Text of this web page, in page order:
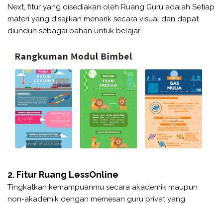
Next, fitur yang disediakan oleh Ruang Guru adalah Setiap
materi yang disajikan menarik secara visual dan dapat
diunduh sebagai bahan untuk belajar.
2. Fitur Ruang LessOnline
Tingkatkan kemampuanmu secara akademik maupun
non-akademik dengan memesan guru privat yang